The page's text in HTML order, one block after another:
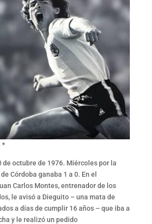
*
de octubre de 1976. Miércoles por la
Córdoba ganaba 1 a 0. En el
Carlos Montes, entrenador de los
le avisó a Dieguito – una mata de
a días de cumplir 16 años – que iba a
y le realizó un pedido